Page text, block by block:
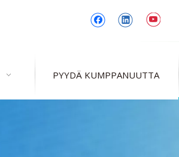
PYYDÄ KUMPPANUUTTA